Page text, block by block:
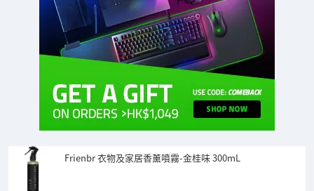
Frienbr 衣物及家居香薰噴霧-金桂味 300mL